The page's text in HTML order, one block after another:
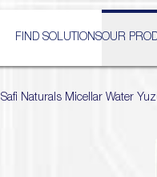
FIND SOLUTIONSOUR
Safi Naturals Micellar Water